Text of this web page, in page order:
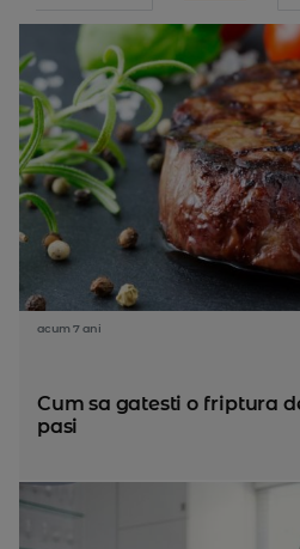
acum 7 ani
Cum sa gatesti o friptura
pasi